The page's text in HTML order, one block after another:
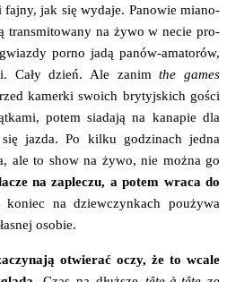
faj­ny, jak się wyda­je. Pano­wie mia­no­
trans­mi­to­wa­ny na żywo w necie pro­
por­no jadą panów-ama­to­rów,
Cały dzień. Ale zanimthe games
kamer­ki swo­ich bry­tyj­skich gości
potem sia­da­ją na kana­pie dla
jaz­da. Po kil­ku godzi­nach jed­na
ale to show na żywo, nie moż­na go
na zaple­czu, a potem wra­ca do
na dziew­czyn­kach pouży­wa
osobie.
otwie­rać oczy, że to wca­le